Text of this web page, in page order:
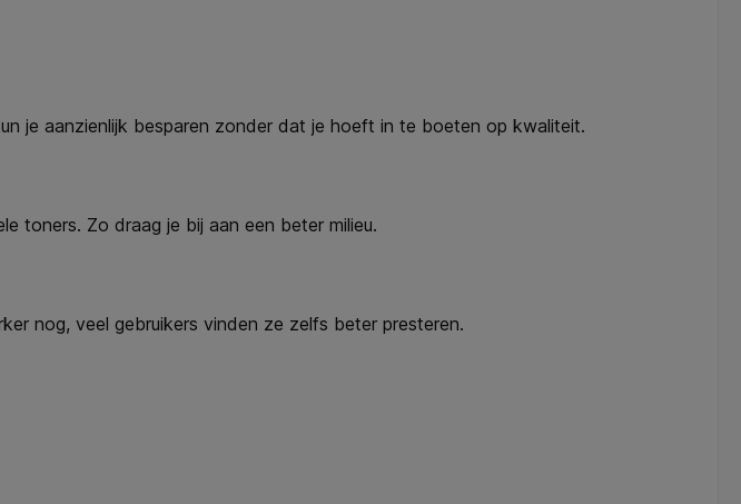
je aanzienlijk besparen zonder dat je hoeft in te boeten op kwaliteit.
toners. Zo draag je bij aan een beter milieu.
nog, veel gebruikers vinden ze zelfs beter presteren.